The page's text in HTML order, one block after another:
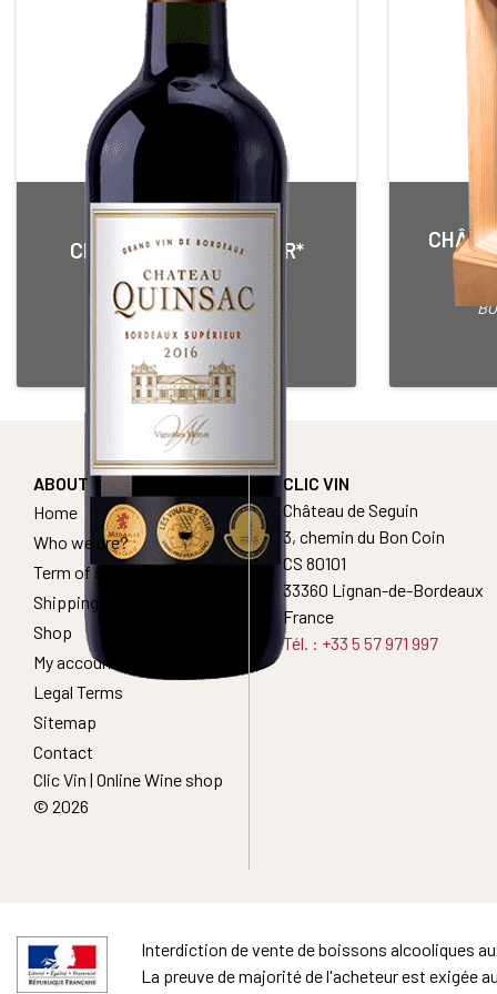
CHÂTEAU QUINSAC 3 OR*
Red • 2016
BORDEAUX SUPERIEUR
75 cl Bottle
ABOUT
Home
Who we are?
Term of sales
Shipping Conditions
Shop
My account
Legal Terms
Sitemap
Contact
Clic Vin | Online Wine shop
© 2026
CLIC VIN
Château de Seguin
3, chemin du Bon Coin
CS 80101
33360 Lignan-de-Bordeaux
France
Tél. : +33 5 57 971 997
Interdiction de vente de boissons alcooliques
La preuve de majorité de l'acheteur est exigée